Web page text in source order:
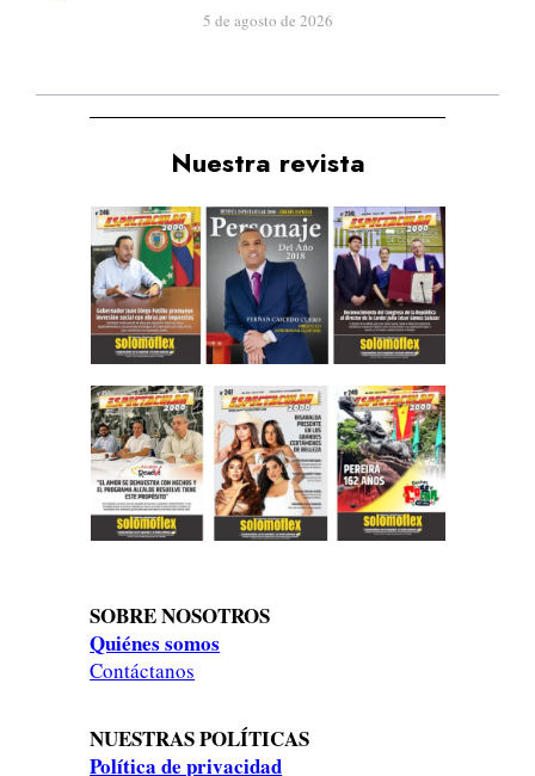
5 de agosto de 2026
Nuestra revista
SOBRE NOSOTROS
Quiénes somos
Contáctanos
NUESTRAS POLÍTICAS
Política de privacidad